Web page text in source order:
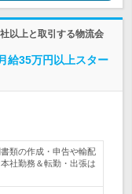
以上と取引する物流会
給35万円以上スター
類の作成・申告や輸配
社勤務＆転勤・出張は